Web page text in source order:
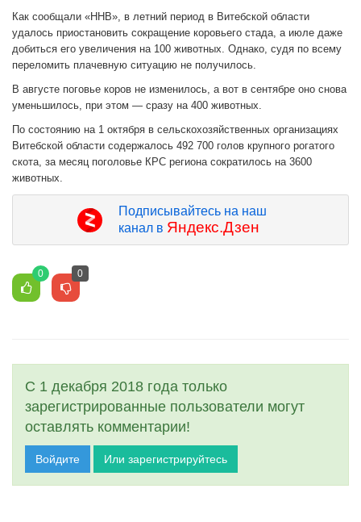
Как сообщали «ННВ», в летний период в Витебской области
удалось приостановить сокращение коровьего стада, а июле даже
добиться его увеличения на 100 животных. Однако, судя по всему
переломить плачевную ситуацию не получилось.
В августе поговье коров не изменилось, а вот в сентябре оно снова
уменьшилось, при этом — сразу на 400 животных.
По состоянию на 1 октября в сельскохозяйственных организациях
Витебской области содержалось 492 700 голов крупного рогатого
скота, за месяц поголовье КРС региона сократилось на 3600
животных.
Подписывайтесь на наш
канал в Яндекс.Дзен
0 0
С 1 декабря 2018 года только
зарегистрированные пользователи могут
оставлять комментарии!
Войдите Или зарегистрируйтесь